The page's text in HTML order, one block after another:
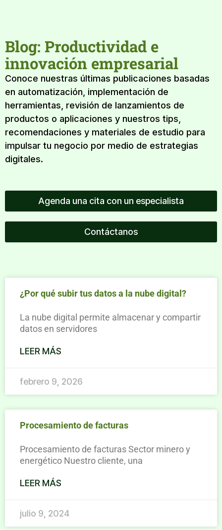
Blog: Productividad e
innovación empresarial
Conoce nuestras últimas publicaciones basadas
en automatización, implementación de
herramientas, revisión de lanzamientos de
productos o aplicaciones y nuestros tips,
recomendaciones y materiales de estudio para
impulsar tu negocio por medio de estrategias
digitales.
Agenda una cita con un especialista
Contáctanos
¿Por qué subir tus datos a la nube digital?
La nube digital permite almacenar y compartir
datos en servidores
LEER MÁS
febrero 9, 2026
Procesamiento de facturas
Procesamiento de facturas Sector minero y
energético Nuestro cliente, una
LEER MÁS
julio 9, 2024